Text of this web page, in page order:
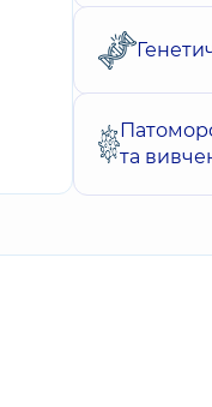
та